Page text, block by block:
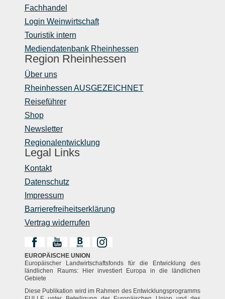
Fachhandel
Login Weinwirtschaft
Touristik intern
Mediendatenbank Rheinhessen
Region Rheinhessen
Über uns
Rheinhessen AUSGEZEICHNET
Reiseführer
Shop
Newsletter
Regionalentwicklung
Legal Links
Kontakt
Datenschutz
Impressum
Barrierefreiheitserklärung
Vertrag widerrufen
EUROPÄISCHE UNION
Europäischer Landwirtschaftsfonds für die Entwicklung des
ländlichen Raums: Hier investiert Europa in die ländlichen
Gebiete
Diese Publikation wird im Rahmen des Entwicklungsprogramms